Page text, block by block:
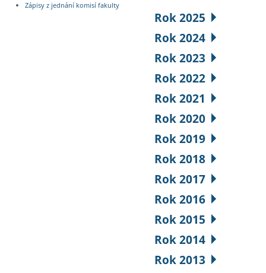
Zápisy z jednání komisí fakulty
Rok 2025
Rok 2024
Rok 2023
Rok 2022
Rok 2021
Rok 2020
Rok 2019
Rok 2018
Rok 2017
Rok 2016
Rok 2015
Rok 2014
Rok 2013